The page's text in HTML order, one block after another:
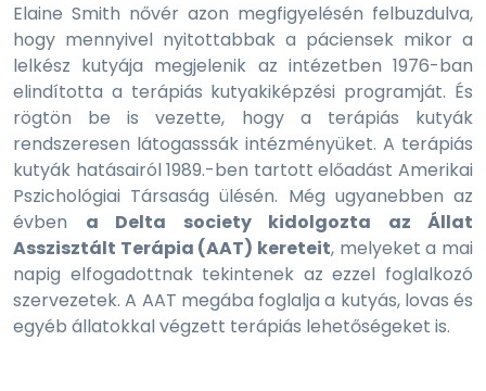
Elaine Smith nővér azon megfigyelésén felbuzdulva,
hogy mennyivel nyitottabbak a páciensek mikor a
lelkész kutyája megjelenik az intézetben 1976-ban
elindította a terápiás kutyakiképzési programját. És
rögtön be is vezette, hogy a terápiás kutyák
rendszeresen látogasssák intézményüket. A terápiás
kutyák hatásairól 1989.-ben tartott előadást Amerikai
Pszichológiai Társaság ülésén. Még ugyanebben az
évben a Delta society kidolgozta az Állat
Asszisztált Terápia (AAT) kereteit, melyeket a mai
napig elfogadottnak tekintenek az ezzel foglalkozó
szervezetek. A AAT megába foglalja a kutyás, lovas és
egyéb állatokkal végzett terápiás lehetőségeket is.